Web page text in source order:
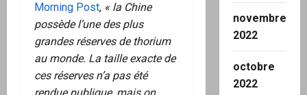
Morning Post, « la Chine
possède l’une des plus
grandes réserves de thorium
au monde. La taille exacte de
ces réserves n’a pas été
novembre
2022
octobre
2022